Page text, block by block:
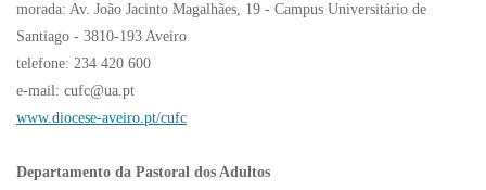
morada: Av. João Jacinto Magalhães, 19 - Campus Universitário de
Santiago - 3810-193 Aveiro
telefone: 234 420 600
e-mail: cufc@ua.pt
www.diocese-aveiro.pt/cufc
Departamento da Pastoral dos Adultos